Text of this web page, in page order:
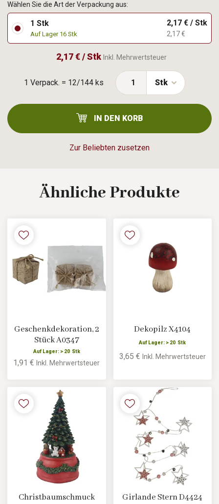
1 Verpack. = 12/144 ks
Zur Beliebten zusetzen
Wählen Sie die Art der Verpackung aus:
1 Stk
Auf Lager 16 Stk
2,17 € / Stk
2,17 €
2,17 € / Stk Inkl. Mehrwertsteuer
Stk
IN DEN KORB
Ähnliche Produkte
Geschenkdekoration, 2
Stück A0347
Auf Lager: > 20 Stk
1,91 €Inkl. Mehrwertsteuer
Dekopilz X4104
Auf Lager: > 20 Stk
3,65 € Inkl. Mehrwertsteuer
Christbaumschmuck
Girlande Stern D4424